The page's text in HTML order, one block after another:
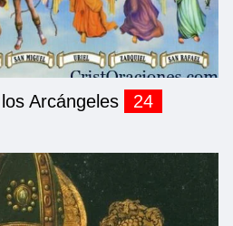
Arcángeles 24